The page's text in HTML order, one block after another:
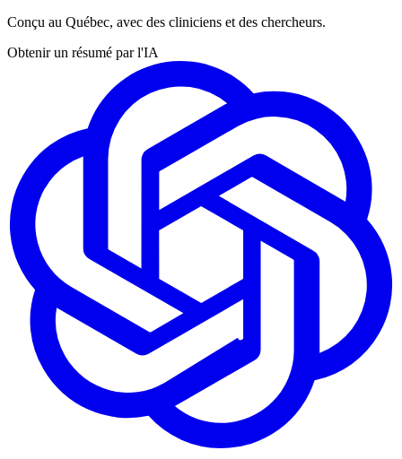
Conçu au Québec, avec des cliniciens et des chercheurs.
Obtenir un résumé par l'IA